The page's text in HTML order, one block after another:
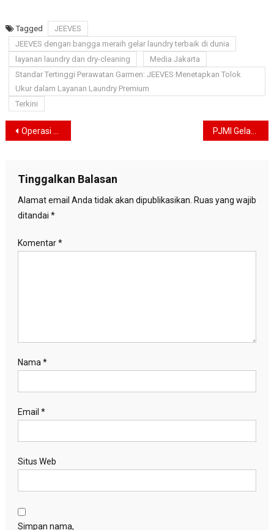
Tagged
JEEVES
JEEVES dengan bangga meraih gelar laundry terbaik di dunia
layanan laundry dan dry-cleaning
Media Jakarta
Standar Tertinggi Perawatan Garmen: JEEVES Menetapkan Tolok
Ukur dalam Layanan Laundry Premium
Terkini
Navigasi
Operasi Keselamatan Jaya, Tindakan Tegas Terhadap Pelanggaran Lalu Lintas
Tinggalkan Balasan
Alamat email Anda tidak akan dipublikasikan. Ruas yang wajib
ditandai *
Komentar*
Nama *
Email *
Situs Web
Simpan nama,